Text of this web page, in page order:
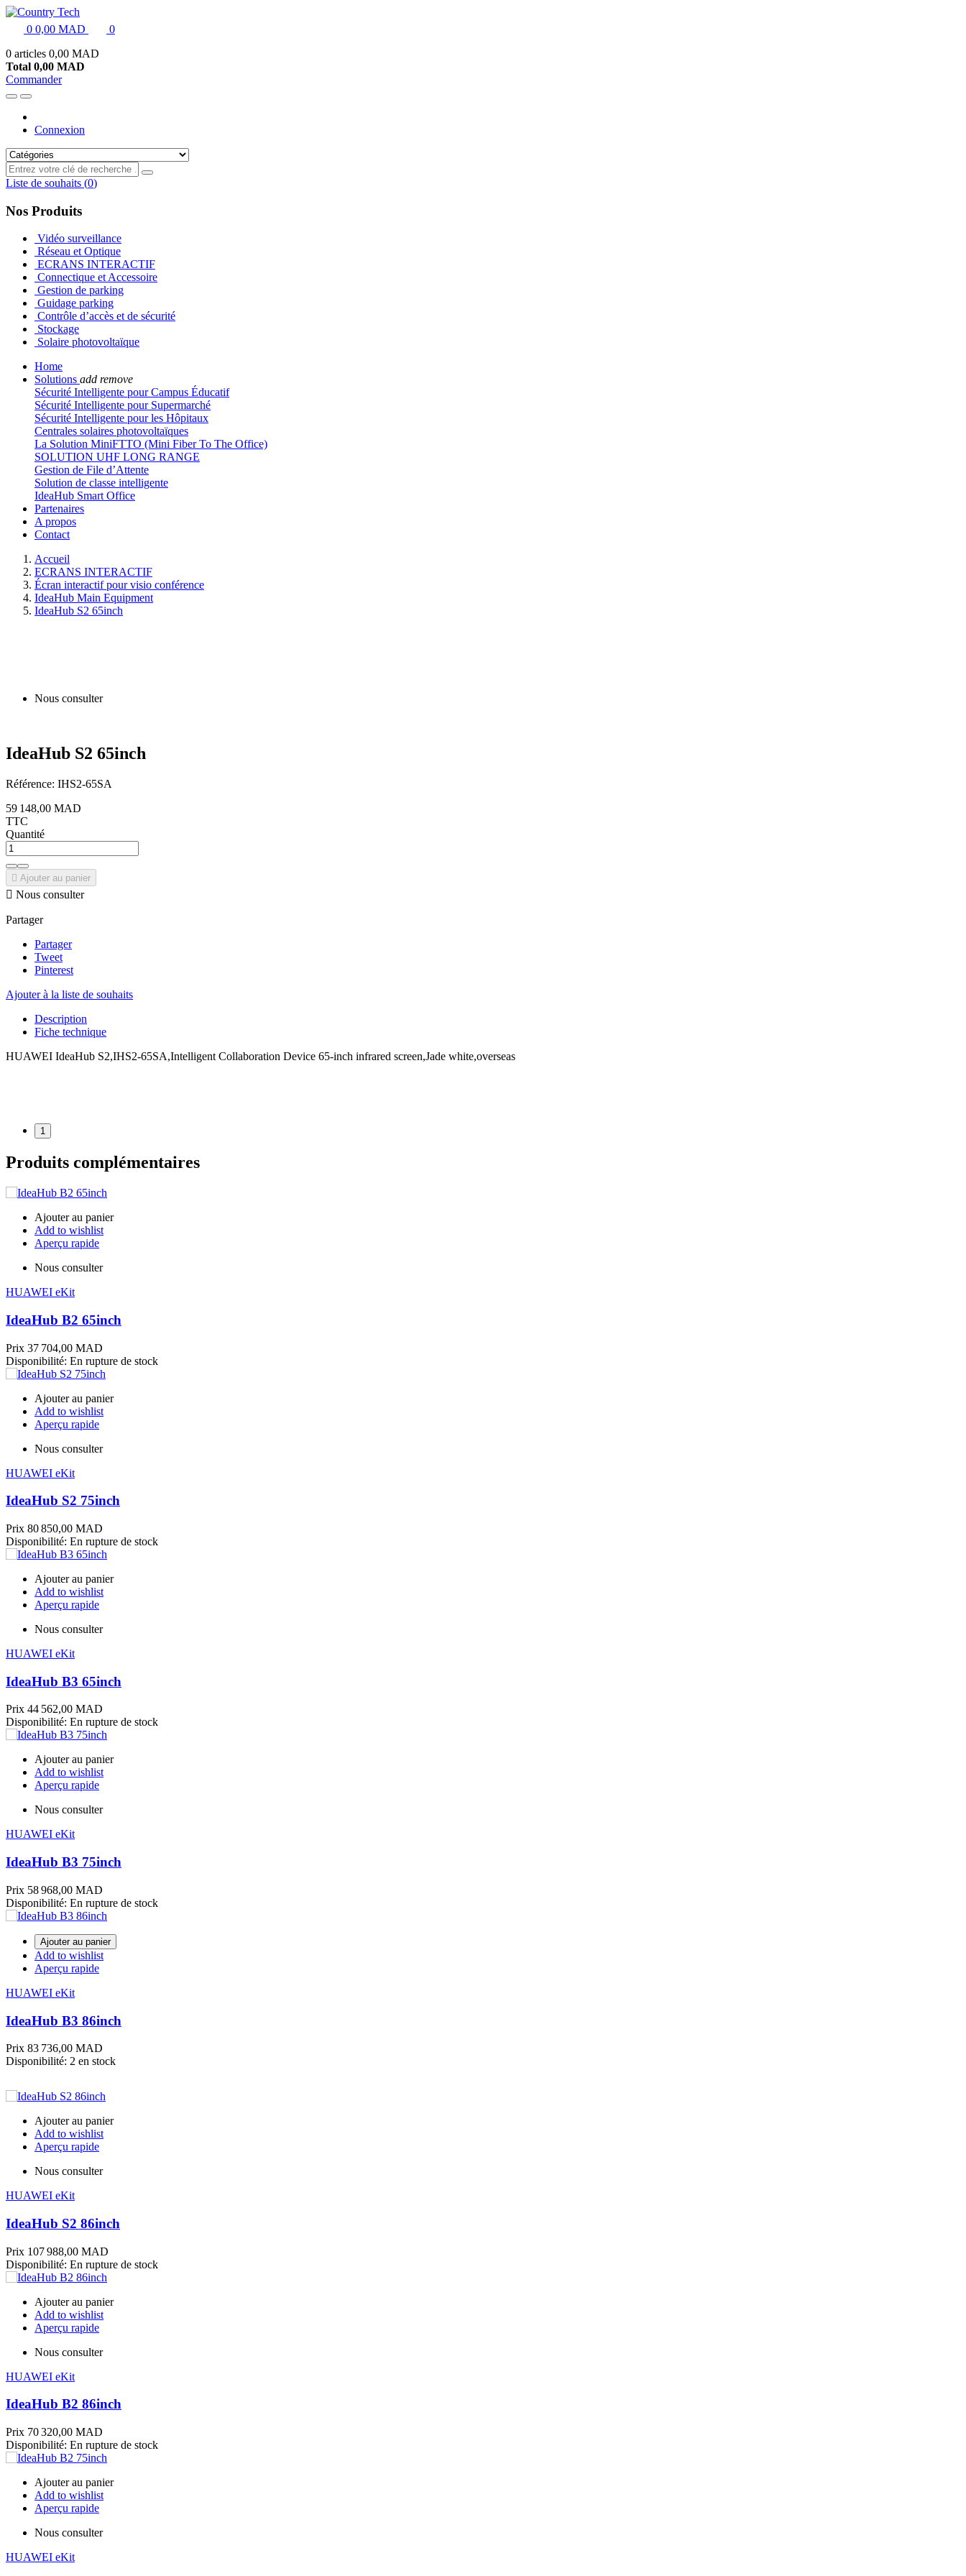
0 0,00 MAD
0
0 articles 0,00 MAD
Total 0,00 MAD
Commander
Connexion
Liste de souhaits (0)
Nos Produits
Vidéo surveillance
Réseau et Optique
ECRANS INTERACTIF
Connectique et Accessoire
Gestion de parking
Guidage parking
Contrôle d’accès et de sécurité
Stockage
Solaire photovoltaïque
Home
Solutions add remove
Sécurité Intelligente pour Campus Éducatif
Sécurité Intelligente pour Supermarché
Sécurité Intelligente pour les Hôpitaux
Centrales solaires photovoltaïques
La Solution MiniFTTO (Mini Fiber To The Office)
SOLUTION UHF LONG RANGE
Gestion de File d’Attente
Solution de classe intelligente
IdeaHub Smart Office
Partenaires
A propos
Contact
Accueil
ECRANS INTERACTIF
Écran interactif pour visio conférence
IdeaHub Main Equipment
IdeaHub S2 65inch
Nous consulter
IdeaHub S2 65inch
Référence: IHS2-65SA
59 148,00 MAD
TTC
Quantité
 Ajouter au panier
 Nous consulter
Partager
Partager
Tweet
Pinterest
Ajouter à la liste de souhaits
Description
Fiche technique
HUAWEI IdeaHub S2,IHS2-65SA,Intelligent Collaboration Device 65-inch infrared screen,Jade white,overseas
1
Produits complémentaires
Ajouter au panier
Add to wishlist
Aperçu rapide
Nous consulter
HUAWEI eKit
IdeaHub B2 65inch
Prix 37 704,00 MAD
Disponibilité: En rupture de stock
Ajouter au panier
Add to wishlist
Aperçu rapide
Nous consulter
HUAWEI eKit
IdeaHub S2 75inch
Prix 80 850,00 MAD
Disponibilité: En rupture de stock
Ajouter au panier
Add to wishlist
Aperçu rapide
Nous consulter
HUAWEI eKit
IdeaHub B3 65inch
Prix 44 562,00 MAD
Disponibilité: En rupture de stock
Ajouter au panier
Add to wishlist
Aperçu rapide
Nous consulter
HUAWEI eKit
IdeaHub B3 75inch
Prix 58 968,00 MAD
Disponibilité: En rupture de stock
Ajouter au panier
Add to wishlist
Aperçu rapide
HUAWEI eKit
IdeaHub B3 86inch
Prix 83 736,00 MAD
Disponibilité: 2 en stock
Ajouter au panier
Add to wishlist
Aperçu rapide
Nous consulter
HUAWEI eKit
IdeaHub S2 86inch
Prix 107 988,00 MAD
Disponibilité: En rupture de stock
Ajouter au panier
Add to wishlist
Aperçu rapide
Nous consulter
HUAWEI eKit
IdeaHub B2 86inch
Prix 70 320,00 MAD
Disponibilité: En rupture de stock
Ajouter au panier
Add to wishlist
Aperçu rapide
Nous consulter
HUAWEI eKit